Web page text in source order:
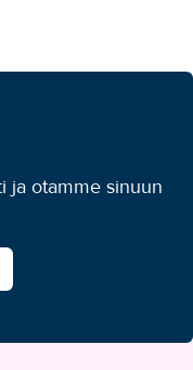
ja otamme sinuun